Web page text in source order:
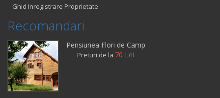
Ghid Inregistrare Proprietate
Recomandari
Pensiunea Flori de Camp
Preturi de la 70 Lei